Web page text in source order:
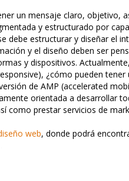
un mensaje claro, objetivo,
y estructurado por
debe estructurar y diseñar el
y el diseño deben ser
y dispositivos.
¿cómo pueden tener
de AMP (accelerated
orientada a desarrollar
como prestar servicios de
web, donde podrá